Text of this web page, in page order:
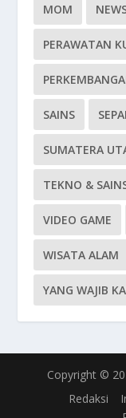
MOM
PERAWATAN
SAINS
SUMATERA
TEKNO &
VIDEO GAME
WISATA ALAM
YANG WAJIB
Copyright ©
Redaksi